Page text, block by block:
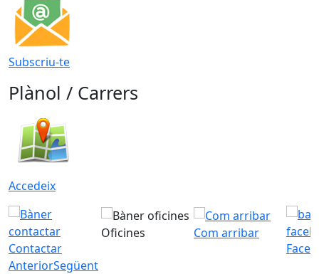
Subscriu-te
Plànol / Carrers
Accedeix
Contactar
Oficines
Com arribar
AnteriorSegüent